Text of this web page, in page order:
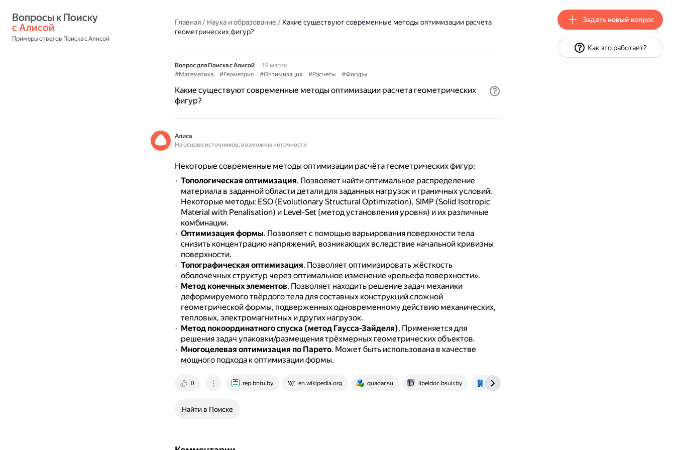
с Алисой
Примеры ответов Поиска с Алисой
Главная/ Наука и образование / Какие существуют современные методы оптимизации расчета
геометрических фигур?
Вопрос для Поиска с Алисой
19 марта
#Математика
#Геометрия #Оптимизация #Расчеты #Фигуры
Какие существуют современные методы оптимизации расчета геометрических
фигур?
Алиса
На основе источников, возможны неточности
Некоторые современные методы оптимизации расчёта геометрических фигур:
Топологическая оптимизация. Позволяет найти оптимальное распределение
материала в заданной области детали для заданных нагрузок и граничных условий.
Некоторые методы: ESO (Evolutionary Structural Optimization), SIMP (Solid Isotropic
Material with Penalisation) и Level-Set (метод установления уровня) и их различные
комбинации.
Оптимизация формы. Позволяет с помощью варьирования поверхности тела
снизить концентрацию напряжений, возникающих вследствие начальной кривизны
поверхности.
Топографическая оптимизация. Позволяет оптимизировать жёсткость
оболочечных структур через оптимальное изменение «рельефа поверхности».
Метод конечных элементов. Позволяет находить решение задач механики
деформируемого твёрдого тела для составных конструкций сложной
геометрической формы, подверженных одновременному действию механических,
тепловых, электромагнитных и других нагрузок.
Метод покоординатного спуска (метод Гаусса-Зайделя). Применяется для
решения задач упаковки/размещения трёхмерных геометрических объектов.
Многоцелевая оптимизация по Парето. Может быть использована в качестве
мощного подхода к оптимизации формы.
0 rep.bntu.by en.wikipedia.org quaoar.su libeldoc.bsuir.by vyww.ivdon.ru
Найти в Поиске
Задать новый вопрос
Как это работает?